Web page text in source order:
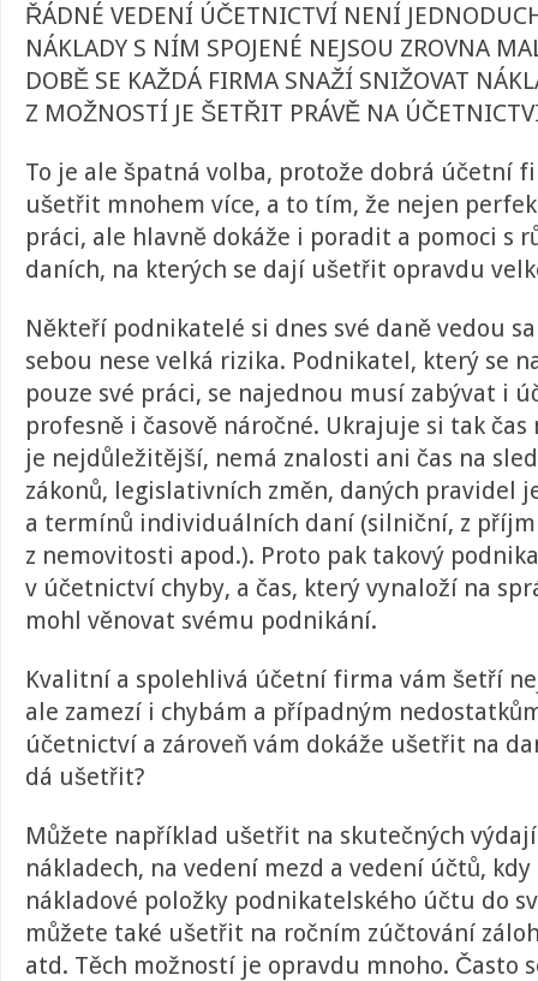
ŘÁDNÉ VEDENÍ ÚČETNICTVÍ NENÍ
NÁKLADY S NÍM SPOJENÉ NEJSOU ZROVNA
DOBĚ SE KAŽDÁ FIRMA SNAŽÍ SNIŽOVAT
Z MOŽNOSTÍ JE ŠETŘIT PRÁVĚ NA
To je ale špatná volba, protože dobrá účetní
ušetřit mnohem více, a to tím, že nejen
práci, ale hlavně dokáže i poradit a pomoci s
daních, na kterých se dají ušetřit opravdu
Někteří podnikatelé si dnes své daně vedou
sebou nese velká rizika. Podnikatel, který se
pouze své práci, se najednou musí zabývat i
profesně i časově náročné. Ukrajuje si tak čas
je nejdůležitější, nemá znalosti ani čas na
zákonů, legislativních změn, daných pravidel
a termínů individuálních daní (silniční, z
z nemovitosti apod.). Proto pak takový
v účetnictví chyby, a čas, který vynaloží na
mohl věnovat svému podnikání.
Kvalitní a spolehlivá účetní firma vám šetří
ale zamezí i chybám a případným
účetnictví a zároveň vám dokáže ušetřit na
dá ušetřit?
Můžete například ušetřit na skutečných
nákladech, na vedení mezd a vedení účtů,
nákladové položky podnikatelského účtu do
můžete také ušetřit na ročním zúčtování
atd. Těch možností je opravdu mnoho. Často